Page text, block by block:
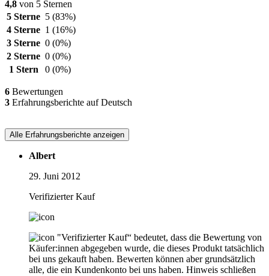
4,8 von 5 Sternen
5 Sterne 5 (83%)
4 Sterne 1 (16%)
3 Sterne 0 (0%)
2 Sterne 0 (0%)
1 Stern
0 (0%)
6 Bewertungen
3 Erfahrungsberichte auf Deutsch
Alle Erfahrungsberichte anzeigen
Albert
29. Juni 2012
Verifizierter Kauf
"Verifizierter Kauf“ bedeutet, dass die Bewertung von
Käufer:innen abgegeben wurde, die dieses Produkt tatsächlich
bei uns gekauft haben. Bewerten können aber grundsätzlich
alle, die ein Kundenkonto bei uns haben. Hinweis schließen